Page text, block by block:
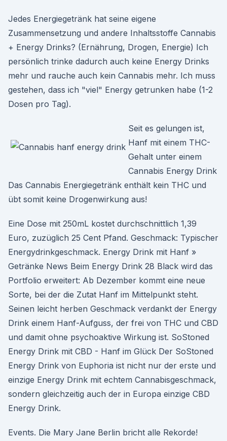
Jedes Energiegetränk hat seine eigene
Zusammensetzung und andere Inhaltsstoffe Cannabis
+ Energy Drinks? (Ernährung, Drogen, Energie) Ich
persönlich trinke dadurch auch keine Energy Drinks
mehr und rauche auch kein Cannabis mehr. Ich muss
gestehen, dass ich "viel" Energy getrunken habe (1-2
Dosen pro Tag).
Seit es gelungen ist,
Hanf mit einem THC-
Gehalt unter einem
Cannabis Energy Drink
Das Cannabis Energiegetränk enthält kein THC und
übt somit keine Drogenwirkung aus!
Eine Dose mit 250mL kostet durchschnittlich 1,39
Euro, zuzüglich 25 Cent Pfand. Geschmack: Typischer
Energydrinkgeschmack. Energy Drink mit Hanf »
Getränke News Beim Energy Drink 28 Black wird das
Portfolio erweitert: Ab Dezember kommt eine neue
Sorte, bei der die Zutat Hanf im Mittelpunkt steht.
Seinen leicht herben Geschmack verdankt der Energy
Drink einem Hanf-Aufguss, der frei von THC und CBD
und damit ohne psychoaktive Wirkung ist. SoStoned
Energy Drink mit CBD - Hanf im Glück Der SoStoned
Energy Drink von Euphoria ist nicht nur der erste und
einzige Energy Drink mit echtem Cannabisgeschmack,
sondern gleichzeitig auch der in Europa einzige CBD
Energy Drink.
Events. Die Mary Jane Berlin bricht alle Rekorde!